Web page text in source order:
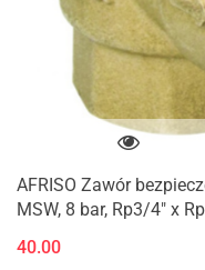
AFRISO Zawór
MSW, 8 bar, Rp3/4" x
40.00